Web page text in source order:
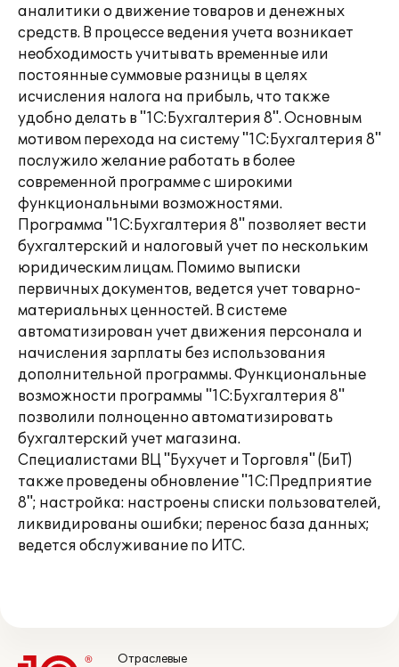
аналитики о движение товаров и денежных
средств. В процессе ведения учета возникает
необходимость учитывать временные или
постоянные суммовые разницы в целях
исчисления налога на прибыль, что также
удобно делать в "1С:Бухгалтерия 8". Основным
мотивом перехода на систему "1С:Бухгалтерия 8"
послужило желание работать в более
современной программе с широкими
функциональными возможностями.
Программа "1С:Бухгалтерия 8" позволяет вести
бухгалтерский и налоговый учет по нескольким
юридическим лицам. Помимо выписки
первичных документов, ведется учет товарно-
материальных ценностей. В системе
автоматизирован учет движения персонала и
начисления зарплаты без использования
дополнительной программы. Функциональные
возможности программы "1С:Бухгалтерия 8"
позволили полноценно автоматизировать
бухгалтерский учет магазина.
Специалистами ВЦ "Бухучет и Торговля" (БиТ)
также проведены обновление "1С:Предприятие
8"; настройка: настроены списки пользователей,
ликвидированы ошибки; перенос база данных;
ведется обслуживание по ИТС.
Отраслевые